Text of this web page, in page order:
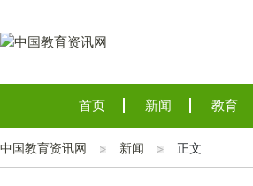
首页 新闻 教育
中国教育资讯网 新闻 正文